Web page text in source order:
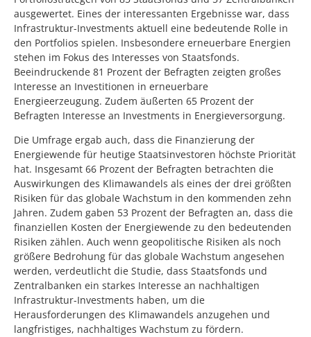
ausgewertet. Eines der interessanten Ergebnisse war, dass
Infrastruktur-Investments aktuell eine bedeutende Rolle in
den Portfolios spielen. Insbesondere erneuerbare Energien
stehen im Fokus des Interesses von Staatsfonds.
Beeindruckende 81 Prozent der Befragten zeigten großes
Interesse an Investitionen in erneuerbare
Energieerzeugung. Zudem äußerten 65 Prozent der
Befragten Interesse an Investments in Energieversorgung.
Die Umfrage ergab auch, dass die Finanzierung der
Energiewende für heutige Staatsinvestoren höchste Priorität
hat. Insgesamt 66 Prozent der Befragten betrachten die
Auswirkungen des Klimawandels als eines der drei größten
Risiken für das globale Wachstum in den kommenden zehn
Jahren. Zudem gaben 53 Prozent der Befragten an, dass die
finanziellen Kosten der Energiewende zu den bedeutenden
Risiken zählen. Auch wenn geopolitische Risiken als noch
größere Bedrohung für das globale Wachstum angesehen
werden, verdeutlicht die Studie, dass Staatsfonds und
Zentralbanken ein starkes Interesse an nachhaltigen
Infrastruktur-Investments haben, um die
Herausforderungen des Klimawandels anzugehen und
langfristiges, nachhaltiges Wachstum zu fördern.